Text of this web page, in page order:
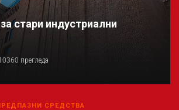
стари индустриални
прегледа
СРЕДСТВА